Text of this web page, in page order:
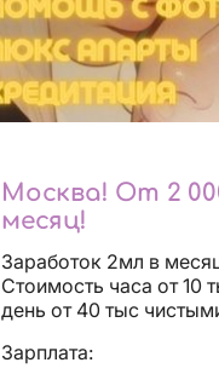
Москва! От 2
месяц!
Заработок 2мл в месяц
Стоимость часа от 10 тыс.
день от 40 тыс
Зарплата: